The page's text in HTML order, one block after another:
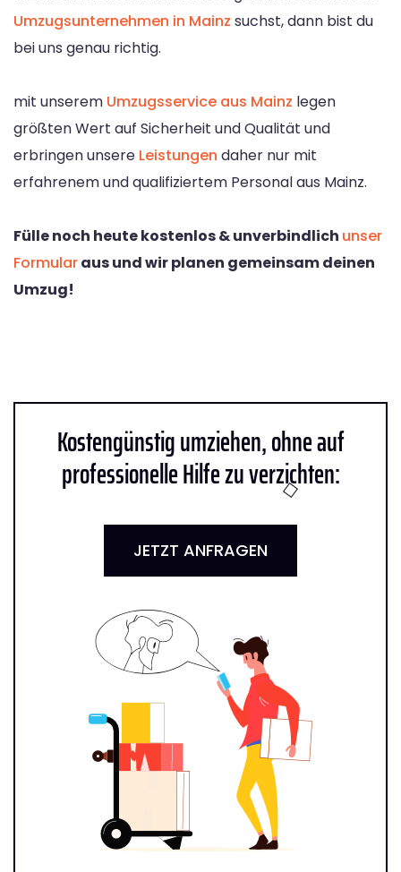
Umzugsunternehmen in Mainz suchst, dann bist du
bei uns genau richtig.
mit unserem Umzugsservice aus Mainz legen
größten Wert auf Sicherheit und Qualität und
erbringen unsere Leistungen daher nur mit
erfahrenem und qualifiziertem Personal aus Mainz.
Fülle noch heute kostenlos & unverbindlich unser
Formularaus und wir planen gemeinsam deinen
Umzug!
Kostengünstig umziehen, ohne auf
professionelle Hilfe zu verzichten:
JETZT ANFRAGEN